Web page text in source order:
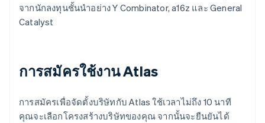
จากนักลงทุนชั้นนำอย่าง Y Combinator, a16z และ General
Catalyst
การสมัครใช้งาน Atlas
การสมัครเพื่อจัดตั้งบริษัทกับ Atlas ใช้เวลาไม่ถึง 10 นาที
คุณจะเลือกโครงสร้างบริษัทของคุณ จากนั้นจะยืนยันได้